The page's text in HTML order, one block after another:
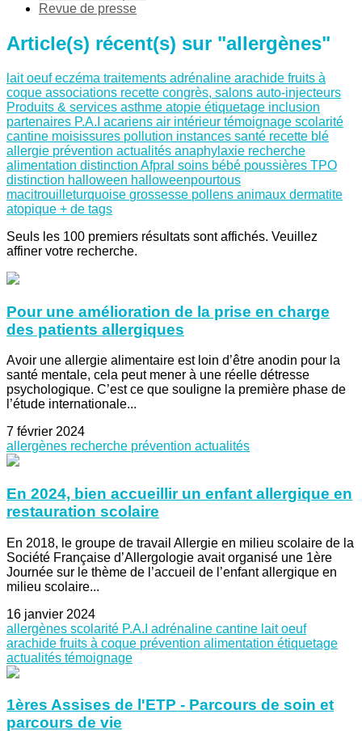
Revue de presse
Article(s) récent(s) sur "allergènes"
laitoeufeczéma traitements adrénaline arachide fruits à
coque associations recette congrès, salons auto-injecteurs
Produits & services asthme atopie étiquetage inclusion
partenaires P.A.I acariens air intérieur témoignage scolarité
cantine moisissures pollution instances santé recette blé
allergie prévention actualités anaphylaxie recherche
alimentation distinction Afpral soins bébé poussières TPO
distinction halloween halloweenpourtous
macitrouilleturquoise grossesse pollens animaux dermatite
atopique + de tags
Seuls les 100 premiers résultats sont affichés. Veuillez
affiner votre recherche.
Pour une amélioration de la prise en charge
des patients allergiques
Avoir une allergie alimentaire est loin d’être anodin pour la
santé mentale, cela peut mener à une réelle détresse
psychologique. C’est ce que souligne la première phase de
l’étude internationale...
7 février 2024
allergènes recherche prévention actualités
En 2024, bien accueillir un enfant allergique en
restauration scolaire
En 2018, le groupe de travail Allergie en milieu scolaire de la
Société Française d’Allergologie avait organisé une 1ère
Journée sur le thème de l’accueil de l’enfant allergique en
milieu scolaire...
16 janvier 2024
allergènes scolarité P.A.I adrénaline cantine laitoeuf
arachide fruits à coque prévention alimentation étiquetage
actualités témoignage
1ères Assises de l'ETP - Parcours de soin et
parcours de vie